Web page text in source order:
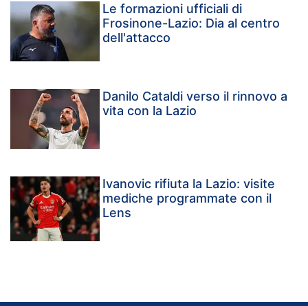
Le formazioni ufficiali di
Frosinone-Lazio: Dia al centro
dell'attacco
Danilo Cataldi verso il rinnovo a
vita con la Lazio
Ivanovic rifiuta la Lazio: visite
mediche programmate con il
Lens